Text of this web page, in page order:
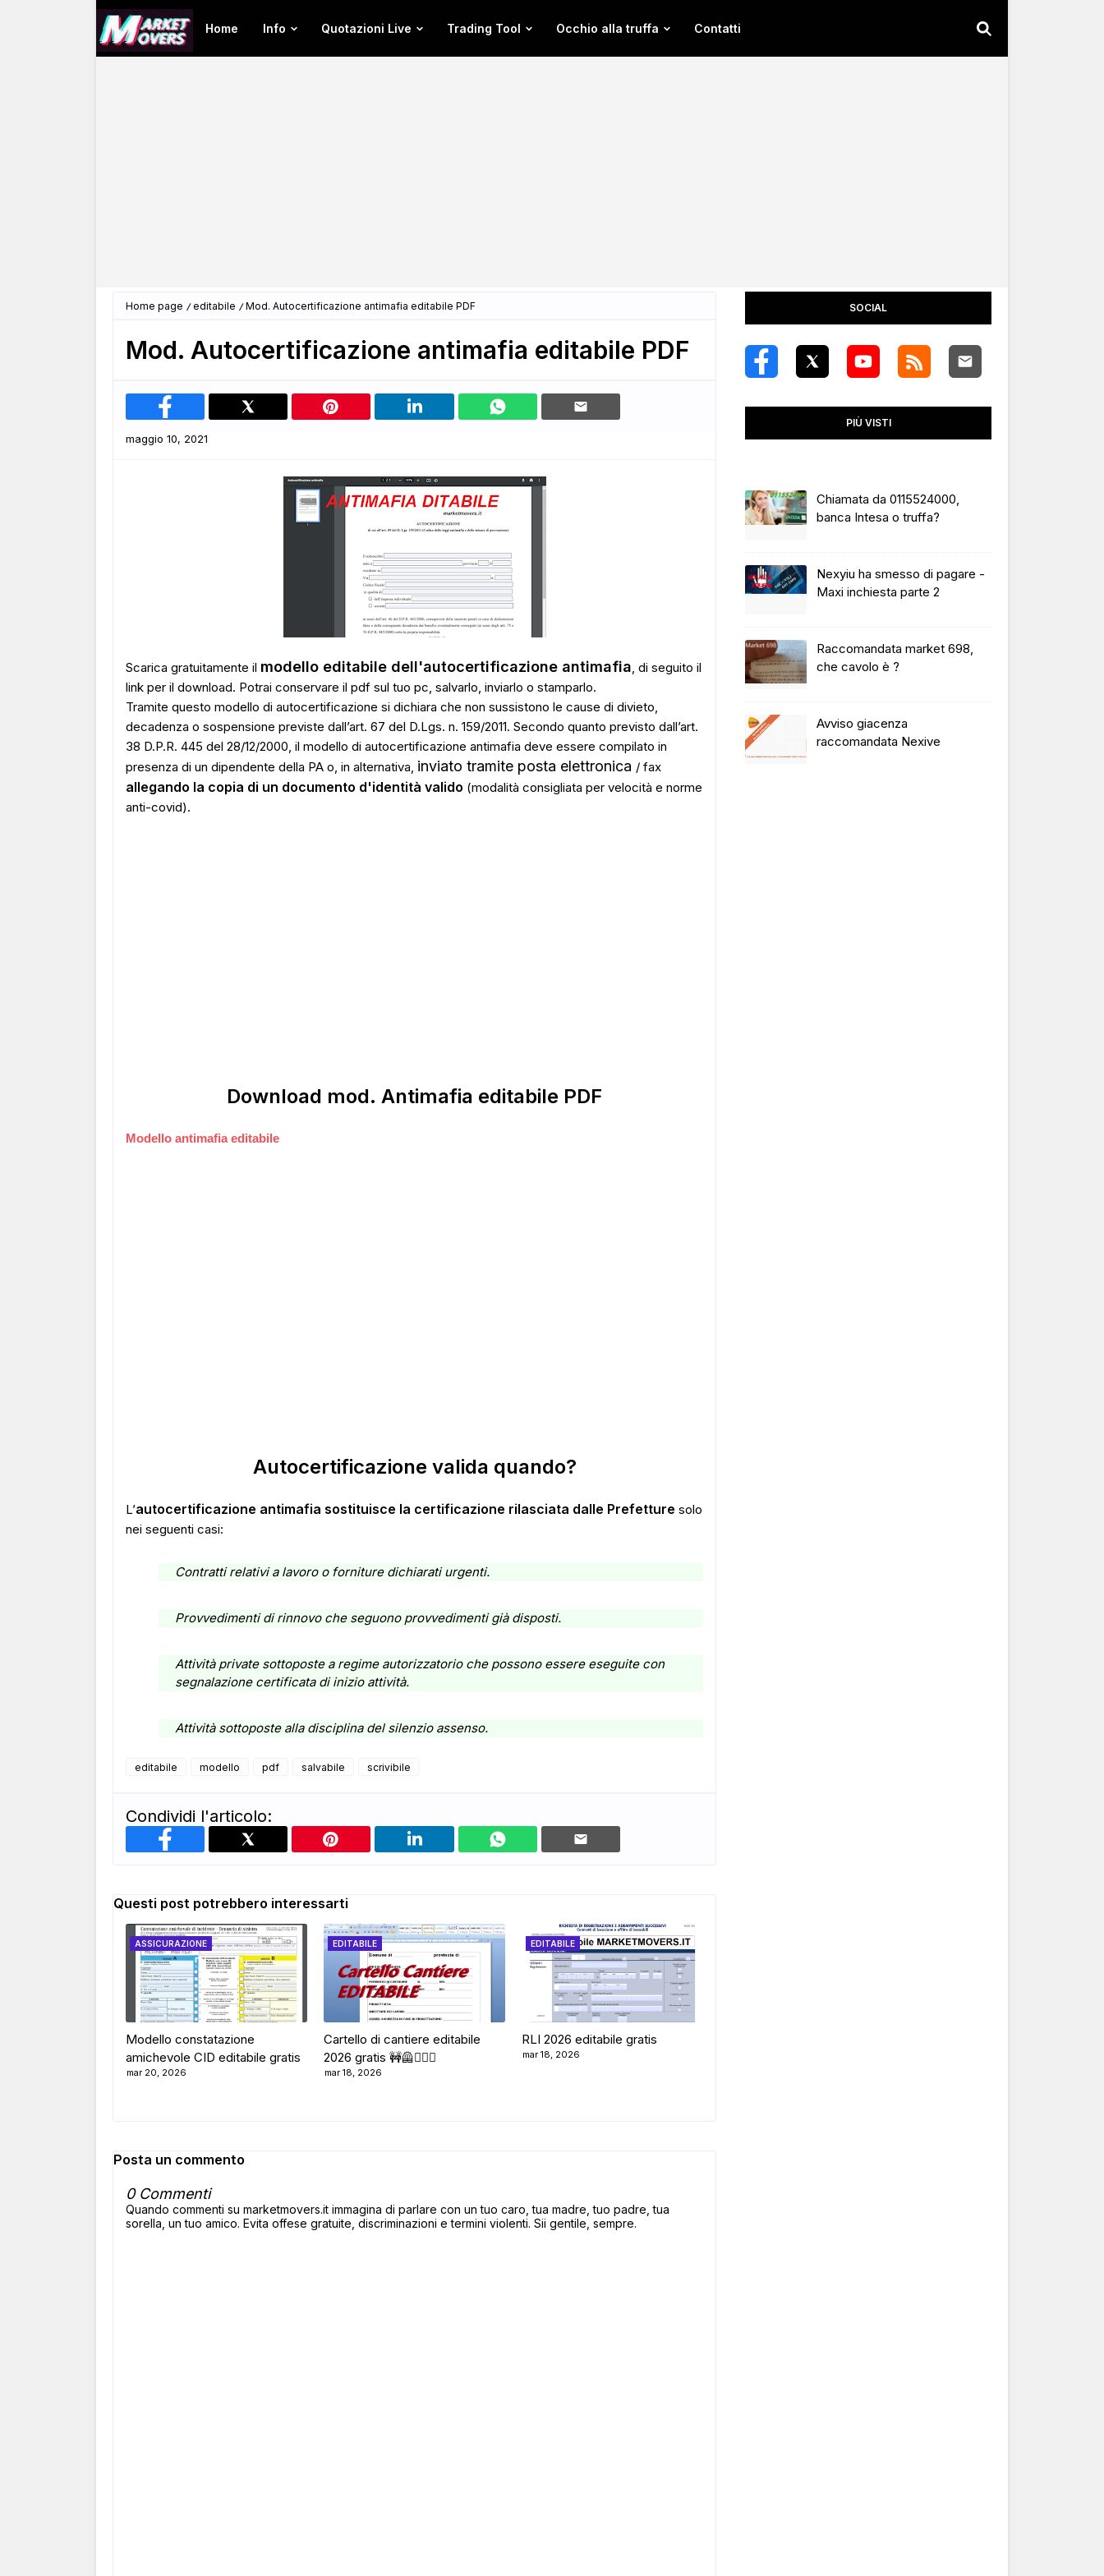
Home Info Quotazioni Live Trading Tool Occhio alla truffa Contatti
ADS
Home page editabile Mod. Autocertificazione antimafia editabile PDF
Mod. Autocertificazione antimafia editabile PDF
maggio 10, 2021
Scarica gratuitamente il modello editabile dell'autocertificazione antimafia, di seguito il
link per il download. Potrai conservare il pdf sul tuo pc, salvarlo, inviarlo o stamparlo.
Tramite questo modello di autocertificazione si dichiara che non sussistono le cause di divieto,
decadenza o sospensione previste dall’art. 67 del D.Lgs. n. 159/2011. Secondo quanto previsto dall’art.
38 D.P.R. 445 del 28/12/2000, il modello di autocertificazione antimafia deve essere compilato in
presenza di un dipendente della PA o, in alternativa, inviato tramite posta elettronica / fax
allegando la copia di un documento d'identità valido (modalità consigliata per velocità e norme
anti-covid).
Download mod. Antimafia editabile PDF
Modello antimafia editabile
Autocertificazione valida quando?
L’autocertificazione antimafia sostituisce la certificazione rilasciata dalle Prefetture solo
nei seguenti casi:
Contratti relativi a lavoro o forniture dichiarati urgenti.
Provvedimenti di rinnovo che seguono provvedimenti già disposti.
Attività private sottoposte a regime autorizzatorio che possono essere eseguite con
segnalazione certificata di inizio attività.
Attività sottoposte alla disciplina del silenzio assenso.
editabile modello pdf salvabile scrivibile
Condividi l'articolo:
Questi post potrebbero interessarti
ASSICURAZIONE
Modello constatazione
amichevole CID editabile gratis
mar 20, 2026
EDITABILE
Cartello di cantiere editabile
2026 gratis 🚧🦺👷🏼‍♂️
mar 18, 2026
EDITABILE
RLI 2026 editabile gratis
mar 18, 2026
Posta un commento
0 Commenti
Quando commenti su marketmovers.it immagina di parlare con un tuo caro, tua madre, tuo padre, tua
sorella, un tuo amico. Evita offese gratuite, discriminazioni e termini violenti. Sii gentile, sempre.
SOCIAL
PIÙ VISTI
Chiamata da 0115524000,
banca Intesa o truffa?
Nexyiu ha smesso di pagare -
Maxi inchiesta parte 2
Raccomandata market 698,
che cavolo è ?
Avviso giacenza
raccomandata Nexive